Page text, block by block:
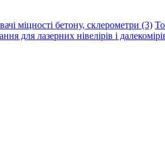
міцності бетону, склерометри (3)
для лазерних нівелірів і